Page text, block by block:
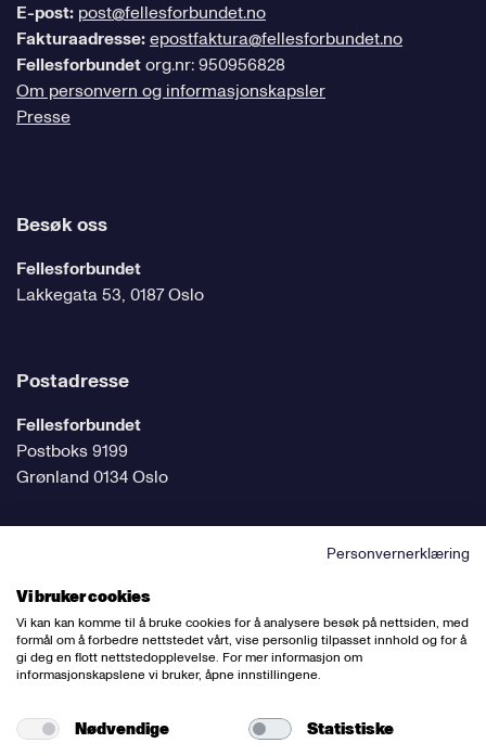
E-post: post@fellesforbundet.no
Fakturaadresse:epostfaktura@fellesforbundet.no
Fellesforbundetorg.nr: 950956828
Om personvern og informasjonskapsler
Presse
Besøk oss
Fellesforbundet
Lakkegata 53, 0187 Oslo
Postadresse
Fellesforbundet
Postboks 9199
Grønland 0134 Oslo
Følg oss på sosiale medier
Nettredaktør:Willy Bergsnov
Personvernerklæring
Vi bruker cookies
Vi kan kan komme til å bruke cookies for å analysere besøk på nettsiden, med
formål om å forbedre nettstedet vårt, vise personlig tilpasset innhold og for å
gi deg en flott nettstedopplevelse. For mer informasjon om
informasjonskapslene vi bruker, åpne innstillingene.
Nødvendige Statistiske